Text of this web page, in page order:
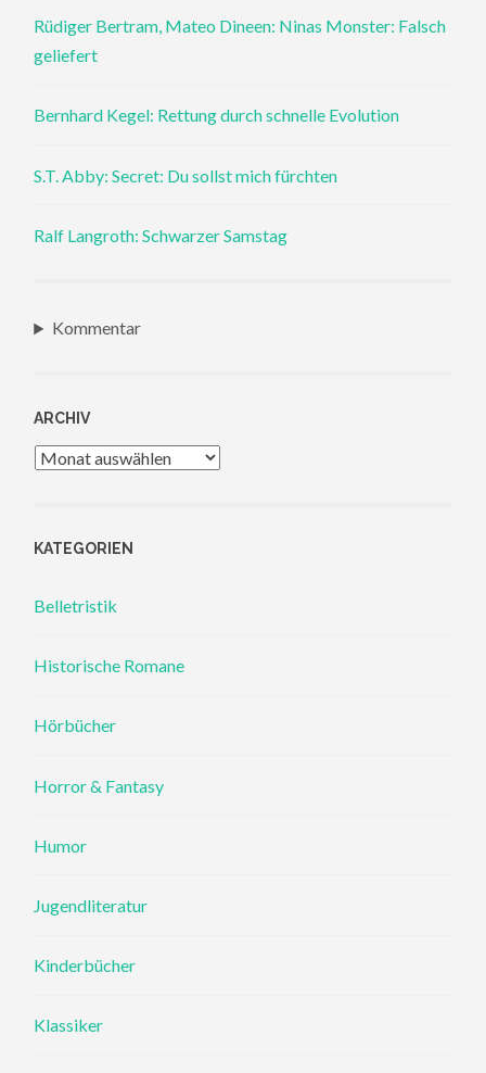
Rüdiger Bertram, Mateo Dineen: Ninas Monster: Falsch
geliefert
Bernhard Kegel: Rettung durch schnelle Evolution
S.T. Abby: Secret: Du sollst mich fürchten
Ralf Langroth: Schwarzer Samstag
Kommentar
ARCHIV
Archiv
KATEGORIEN
Belletristik
Historische Romane
Hörbücher
Horror & Fantasy
Humor
Jugendliteratur
Kinderbücher
Klassiker